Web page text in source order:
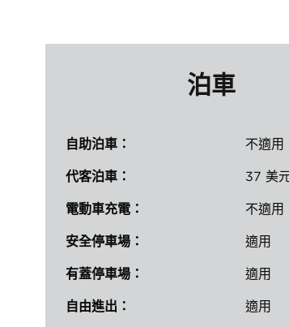
泊車
自助泊車：
不適用
代客泊車：
37 美
電動車充電：
不適用
安全停車場：
適用
有蓋停車場：
適用
自由進出：
適用